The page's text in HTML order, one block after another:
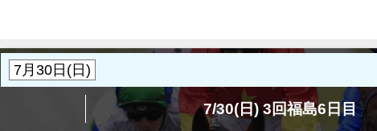
7/30(日) 3回福島6日目